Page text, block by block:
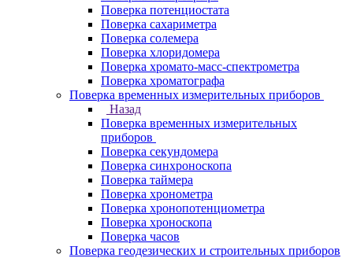
Поверка потенциостата
Поверка сахариметра
Поверка солемера
Поверка хлоридомера
Поверка хромато-масс-спектрометра
Поверка хроматографа
Поверка временных измерительных приборов
Назад
Поверка временных измерительных
приборов
Поверка секундомера
Поверка синхроноскопа
Поверка таймера
Поверка хронометра
Поверка хронопотенциометра
Поверка хроноскопа
Поверка часов
Поверка геодезических и строительных приборов